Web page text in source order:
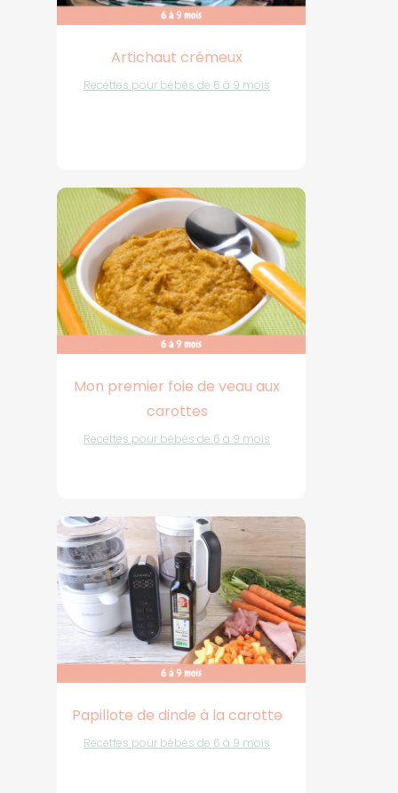
Artichaut crémeux
Recettes pour bébés de 6 à 9 mois
Mon premier foie de veau aux
carottes
Recettes pour bébés de 6 à 9 mois
Papillote de dinde à la carotte
Recettes pour bébés de 6 à 9 mois